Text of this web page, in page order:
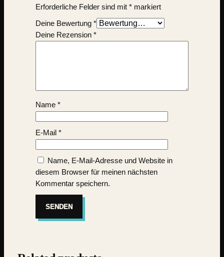
Erforderliche Felder sind mit *markiert
Deine Bewertung *
Deine Rezension *
Name *
E-Mail *
Name, E-Mail-Adresse und Website in
diesem Browser für meinen nächsten
Kommentar speichern.